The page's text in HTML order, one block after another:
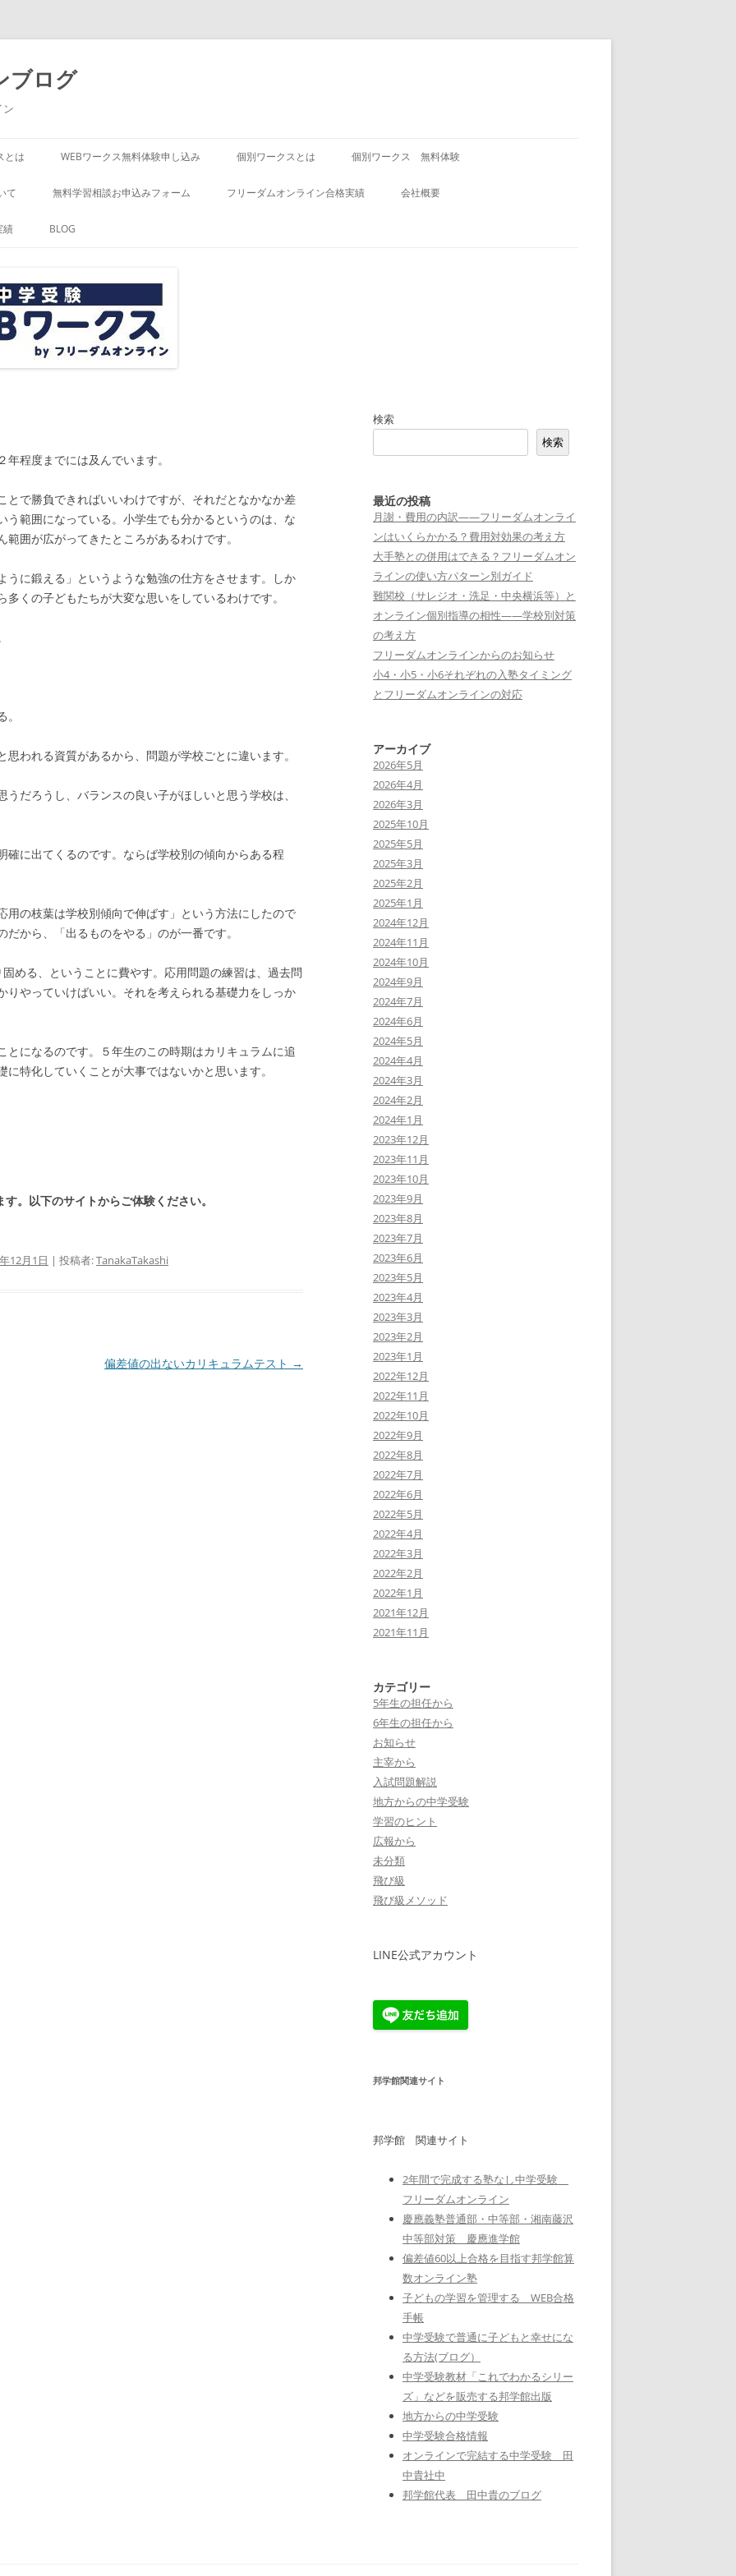
ブログ
ン
とは WEBワークス無料体験申し込み 個別ワークスとは 個別ワークス 無料体験
て 無料学習相談お申込みフォーム フリーダムオンライン合格実績 会社概要
績 BLOG
程度までには及んでいます。
とで勝負できればいいわけですが、それだとなかなか差
う範囲になっている。小学生でも分かるというのは、な
囲が広がってきたところがあるわけです。
うに鍛える」というような勉強の仕方をさせます。しか
くの子どもたちが大変な思いをしているわけです。
われる資質があるから、問題が学校ごとに違います。
だろうし、バランスの良い子がほしいと思う学校は、
確に出てくるのです。ならば学校別の傾向からある程
用の枝葉は学校別傾向で伸ばす」という方法にしたので
から、「出るものをやる」のが一番です。
める、ということに費やす。応用問題の練習は、過去問
りやっていけばいい。それを考えられる基礎力をしっか
になるのです。５年生のこの時期はカリキュラムに追
特化していくことが大事ではないかと思います。
。以下のサイトからご体験ください。
12月1日 | 投稿者:TanakaTakashi
偏差値の出ないカリキュラムテスト →
検索
検索
最近の投稿
月謝・費用の内訳——フリーダムオンライ
ンはいくらかかる？費用対効果の考え方
大手塾との併用はできる？フリーダムオン
ラインの使い方パターン別ガイド
難関校（サレジオ・洗足・中央横浜等）と
オンライン個別指導の相性——学校別対策
の考え方
フリーダムオンラインからのお知らせ
小4・小5・小6それぞれの入塾タイミング
とフリーダムオンラインの対応
アーカイブ
2026年5月
2026年4月
2026年3月
2025年10月
2025年5月
2025年3月
2025年2月
2025年1月
2024年12月
2024年11月
2024年10月
2024年9月
2024年7月
2024年6月
2024年5月
2024年4月
2024年3月
2024年2月
2024年1月
2023年12月
2023年11月
2023年10月
2023年9月
2023年8月
2023年7月
2023年6月
2023年5月
2023年4月
2023年3月
2023年2月
2023年1月
2022年12月
2022年11月
2022年10月
2022年9月
2022年8月
2022年7月
2022年6月
2022年5月
2022年4月
2022年3月
2022年2月
2022年1月
2021年12月
2021年11月
カテゴリー
5年生の担任から
6年生の担任から
お知らせ
主宰から
入試問題解説
地方からの中学受験
学習のヒント
広報から
未分類
飛び級
飛び級メソッド
LINE公式アカウント
邦学館関連サイト
邦学館 関連サイト
2年間で完成する塾なし中学受験
フリーダムオンライン
慶應義塾普通部・中等部・湘南藤沢
中等部対策 慶應進学館
偏差値60以上合格を目指す邦学館算
数オンライン塾
子どもの学習を管理する WEB合格
手帳
中学受験で普通に子どもと幸せにな
る方法(ブログ）
中学受験教材「これでわかるシリー
ズ」などを販売する邦学館出版
地方からの中学受験
中学受験合格情報
オンラインで完結する中学受験 田
中貴社中
邦学館代表 田中貴のブログ